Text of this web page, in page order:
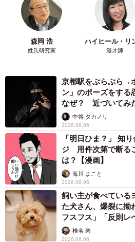
森岡 浩
姓氏研究家
ハイヒール・リ
漫才師
京都駅をぶらぶら→
ン」のポーズをす
なぜ？ 近づいてみ
未熟」中将 タカノリ
2026.08.06
「明日ひま？」 知
ジ 用件次第で断る
は？【漫画】
海川 まこと
2026.08.06
飼い主が食べている
た犬さん、爆裂に拗
フスフス」「反則レ
椎名 碧
2026.08.06